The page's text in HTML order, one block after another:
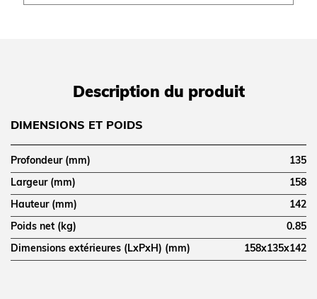
Description du produit
DIMENSIONS ET POIDS
Profondeur (mm) 135
Largeur (mm) 158
Hauteur (mm) 142
Poids net (kg) 0.85
Dimensions extérieures (LxPxH) (mm) 158x135x142